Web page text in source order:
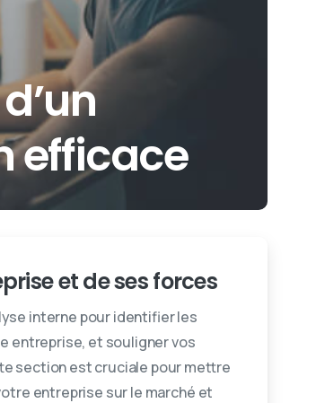
efficace
et de ses forces
interne pour identifier les
entreprise, et souligner vos
section est cruciale pour mettre
entreprise sur le marché et